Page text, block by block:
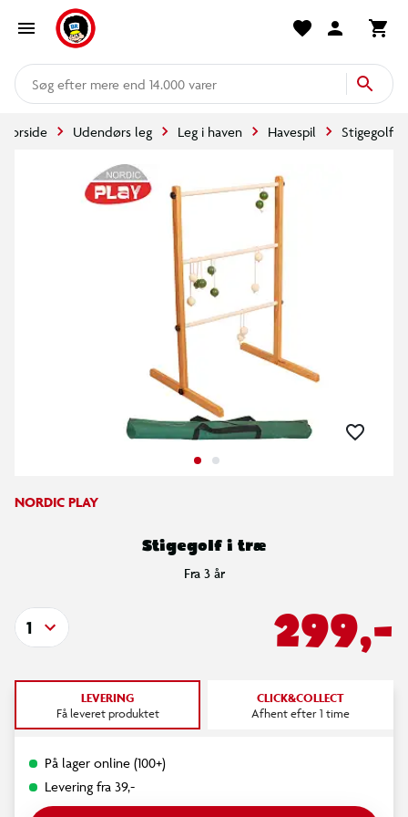
mere end 14.000 varer
Forside Udendørs leg Leg i haven Havespil Stigegolf
NORDIC PLAY
Stigegolf i træ
Fra 3 år
299,-
1
LEVERING
Få leveret produktet
CLICK&COLLECT
Afhent efter 1 time
På lager online (100+)
Levering fra 39,-